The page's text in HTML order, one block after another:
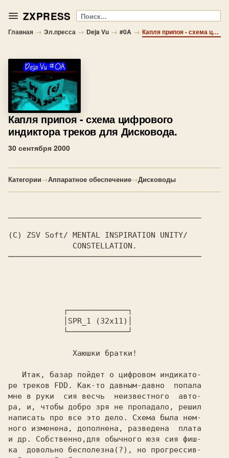
ZXPRESS Поиск
Главная → Эл.пресса → Deja Vu → #0A → Капля припоя - схема цифрового индиктора треков для Дисковода.
Капля припоя - схема цифрового
индиктора треков для Дисковода.
30 сентября 2000
Категории→Аппаратное обеспечение→Дисководы
ре треков FDD. Как-то давным-давно  попала
мне в руки  сия весчь  неизвестного  авто-
ра, и, чтобы добро зря не пропадало, решил
написать про все это дело. Схема была нем-
ного изменена, дополнена, разведена  плата
и др. Собственно,для обычного юзя сия фиш-
ка  довольно бесполезна(?), но прогрессив-